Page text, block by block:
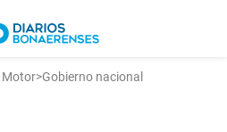
Motor>Gobierno nacional